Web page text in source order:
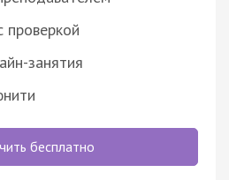
проверкой
занятия
бесплатно